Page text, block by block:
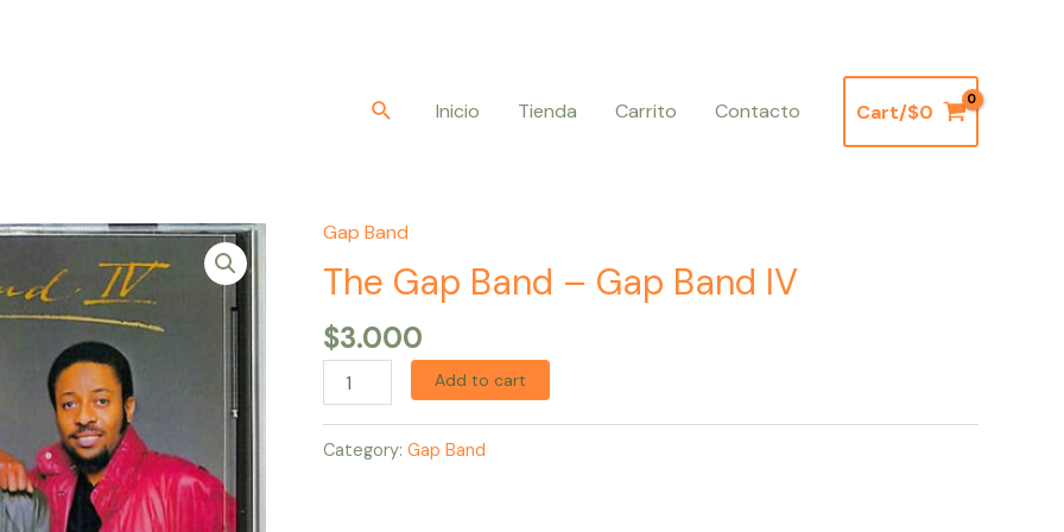
BuscarInicio Tienda Carrito Contacto Cart/$0
Gap Band
The Gap Band – Gap Band IV
$3.000
The
Gap
Band
–
Gap
Band
IV
quantity
Add to cart
Category: Gap Band